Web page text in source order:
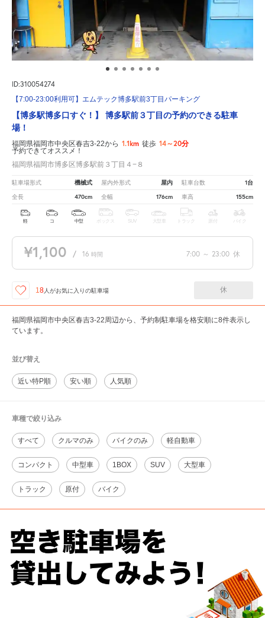
ID:310054274
【7:00-23:00利用可】エムテック博多駅前3丁目パーキング
【博多駅博多口すぐ！】 博多駅前３丁目の予約のできる駐車
場！
福岡県福岡市中央区春吉3-22から 1.1km 徒歩 14～20分
予約できてオススメ！
福岡県福岡市博多区博多駅前３丁目４−８
駐車場形式 機械式 屋内外形式 屋内 駐車台数 1台
全長 470cm 全幅 176cm 車高 155cm
軽 コ 中型 ボックス SUV 大型車 トラック 原付 バイク
¥1,100 / 16 時間 7:00 ～ 23:00 休
18 人がお気に入りの駐車場 休
福岡県福岡市中央区春吉3-22周辺から、予約制駐車場を格安順に8件表示し
ています。
並び替え
近い特P順 安い順 人気順
車種で絞り込み
すべて クルマのみ バイクのみ 軽自動車
コンパクト 中型車 1BOX SUV 大型車
トラック 原付 バイク